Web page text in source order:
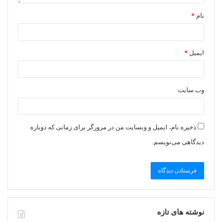
نام *
ایمیل *
وب‌ سایت
ذخیره نام، ایمیل و وبسایت من در مرورگر برای زمانی که دوباره
دیدگاهی می‌نویسم.
نوشته های تازه